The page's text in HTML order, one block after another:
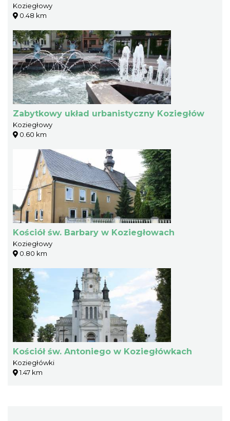
Koziegłowy
0.48 km
Zabytkowy układ urbanistyczny Koziegłów
Koziegłowy
0.60 km
Kościół św. Barbary w Koziegłowach
Koziegłowy
0.80 km
Kościół św. Antoniego w Koziegłówkach
Koziegłówki
1.47 km